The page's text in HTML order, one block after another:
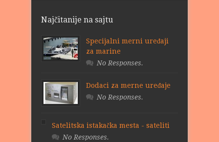
Najčitanije na sajtu
Specijalni merni uređaji
za marine
No Responses.
Dodaci za merne uređaje
No Responses.
Satelitska istakačka mesta - sateliti
No Responses.